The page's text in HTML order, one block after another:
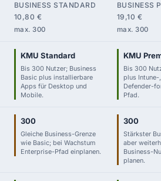
BUSINESS STANDARD
10,80 €
max. 300
BUSINESS
19,10 €
max. 300
KMU Standard
Bis 300 Nutzer; Business
Basic plus installierbare
Apps für Desktop und
Mobile.
KMU
Bis 300
plus Intune-
Defender-
Pfad.
300
Gleiche Business-Grenze
wie Basic; bei Wachstum
Enterprise-Pfad einplanen.
300
Stärkster
aber
Business-
planen.